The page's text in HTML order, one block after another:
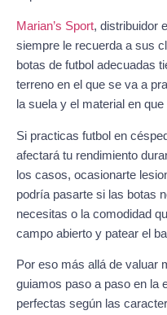
Marian’s Sport, distribuidor
siempre le recuerda a sus
botas de futbol adecuadas
terreno en el que se va a
la suela y el material en
Si practicas futbol en
afectará tu rendimiento
los casos, ocasionarte
podría pasarte si las botas
necesitas o la comodidad
campo abierto y patear el
Por eso más allá de valuar
guiamos paso a paso en la
perfectas según las